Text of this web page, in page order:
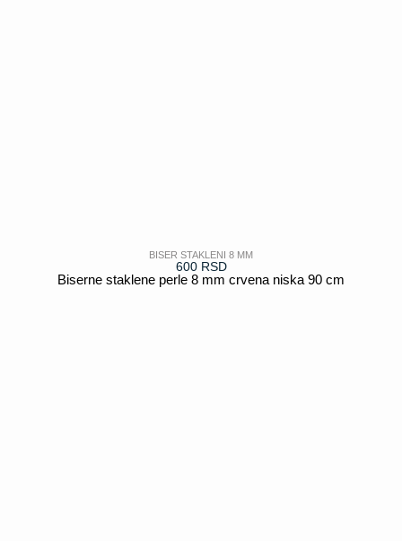
BISER STAKLENI 8 MM
600 RSD
Biserne staklene perle 8 mm crvena niska 90 cm